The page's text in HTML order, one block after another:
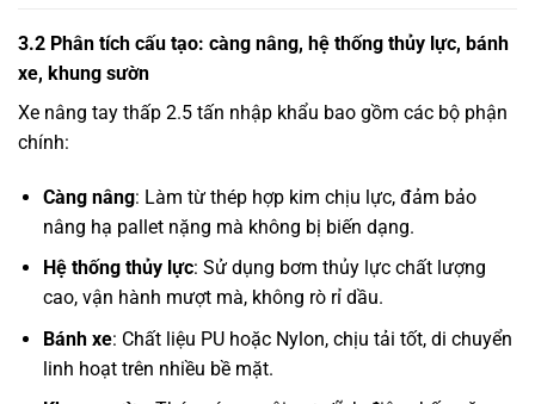
3.2 Phân tích cấu tạo: càng nâng, hệ thống thủy lực, bánh
xe, khung sườn
Xe nâng tay thấp 2.5 tấn nhập khẩu bao gồm các bộ phận
chính:
Càng nâng: Làm từ thép hợp kim chịu lực, đảm bảo
nâng hạ pallet nặng mà không bị biến dạng.
Hệ thống thủy lực: Sử dụng bơm thủy lực chất lượng
cao, vận hành mượt mà, không rò rỉ dầu.
Bánh xe: Chất liệu PU hoặc Nylon, chịu tải tốt, di chuyển
linh hoạt trên nhiều bề mặt.